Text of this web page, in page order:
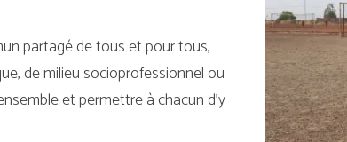
partagé de tous et pour tous,
de milieu socioprofessionnel ou
et permettre à chacun d’y